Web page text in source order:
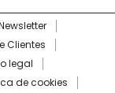
Clientes
legal
de cookies